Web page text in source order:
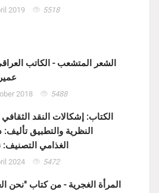
2019 5518
الشعر المتشعب - الكاتب
2018 5488
الكتاب: إشكالات النقد
النظرية والتطبيق تأليف:
الغذامي التصنيف:
2024 5472
المرأة الغجرية - من كتاب "نحن